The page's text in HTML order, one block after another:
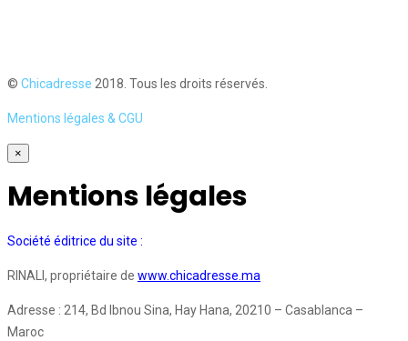
© Chicadresse 2018. Tous les droits réservés.
Mentions légales & CGU
×
Mentions légales
Société éditrice du site :
RINALI, propriétaire de www.chicadresse.ma
Adresse : 214, Bd Ibnou Sina, Hay Hana, 20210 – Casablanca –
Maroc